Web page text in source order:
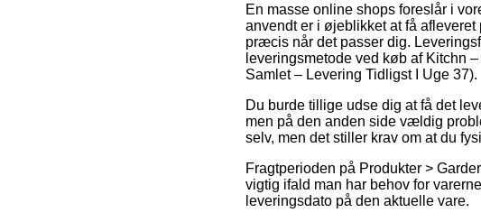
En masse online shops foreslår i
anvendt er i øjeblikket at få
præcis når det passer dig.
leveringsmetode ved køb af Kitchn
Samlet – Levering Tidligst I Uge 37).
Du burde tillige udse dig at få det
men på den anden side vældig
selv, men det stiller krav om at du
Fragtperioden på Produkter >
vigtig ifald man har behov for
leveringsdato på den aktuelle vare.